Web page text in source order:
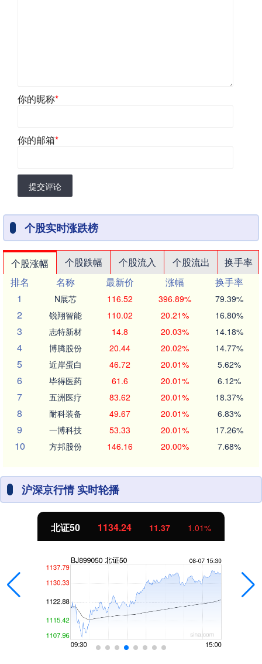
你的昵称*
你的邮箱*
提交评论
个股实时涨跌榜
个股涨幅 个股跌幅 个股流入 个股流出
换手率
排名
名称 最新价 涨幅
换手率
1
N展芯 116.52 396.89% 79.39%
2 锐翔智能 110.02 20.21% 16.80%
3 志特新材 14.8 20.03% 14.18%
4 博腾股份 20.44 20.02% 14.77%
5 近岸蛋白 46.72 20.01% 5.62%
6 毕得医药 61.6 20.01% 6.12%
7 五洲医疗 83.62 20.01% 18.37%
8 耐科装备 49.67 20.01% 6.83%
9 一博科技 53.33 20.01% 17.26%
10 方邦股份 146.16 20.00% 7.68%
沪深京行情 实时轮播
北证50 1134.24 11.37 1.01%